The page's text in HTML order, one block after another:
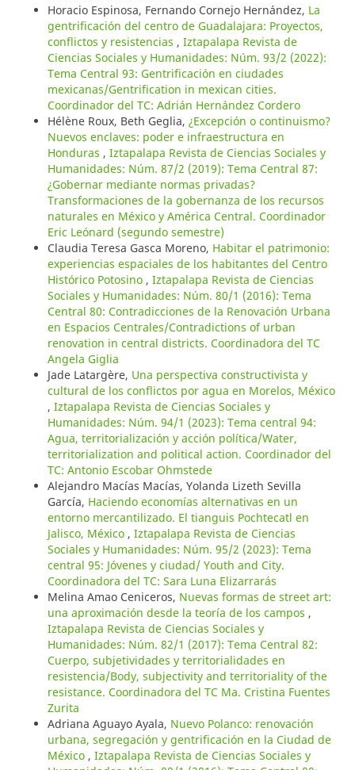
Horacio Espinosa, Fernando Cornejo Hernández, La
gentrificación del centro de Guadalajara: Proyectos,
conflictos y resistencias , Iztapalapa Revista de
Ciencias Sociales y Humanidades: Núm. 93/2 (2022):
Tema Central 93: Gentrificación en ciudades
mexicanas/Gentrification in mexican cities.
Coordinador del TC: Adrián Hernández Cordero
Hélène Roux, Beth Geglia, ¿Excepción o continuismo?
Nuevos enclaves: poder e infraestructura en
Honduras , Iztapalapa Revista de Ciencias Sociales y
Humanidades: Núm. 87/2 (2019): Tema Central 87:
¿Gobernar mediante normas privadas?
Transformaciones de la gobernanza de los recursos
naturales en México y América Central. Coordinador
Eric Leónard (segundo semestre)
Claudia Teresa Gasca Moreno, Habitar el patrimonio:
experiencias espaciales de los habitantes del Centro
Histórico Potosino , Iztapalapa Revista de Ciencias
Sociales y Humanidades: Núm. 80/1 (2016): Tema
Central 80: Contradicciones de la Renovación Urbana
en Espacios Centrales/Contradictions of urban
renovation in central districts. Coordinadora del TC
Angela Giglia
Jade Latargère, Una perspectiva constructivista y
cultural de los conflictos por agua en Morelos, México
, Iztapalapa Revista de Ciencias Sociales y
Humanidades: Núm. 94/1 (2023): Tema central 94:
Agua, territorialización y acción política/Water,
territorialization and political action. Coordinador del
TC: Antonio Escobar Ohmstede
Alejandro Macías Macías, Yolanda Lizeth Sevilla
García, Haciendo economías alternativas en un
entorno mercantilizado. El tianguis Pochtecatl en
Jalisco, México , Iztapalapa Revista de Ciencias
Sociales y Humanidades: Núm. 95/2 (2023): Tema
central 95: Jóvenes y ciudad/ Youth and City.
Coordinadora del TC: Sara Luna Elizarrarás
Melina Amao Ceniceros, Nuevas formas de street art:
una aproximación desde la teoría de los campos ,
Iztapalapa Revista de Ciencias Sociales y
Humanidades: Núm. 82/1 (2017): Tema Central 82:
Cuerpo, subjetividades y territorialidades en
resistencia/Body, subjectivity and territoriality of the
resistance. Coordinadora del TC Ma. Cristina Fuentes
Zurita
Adriana Aguayo Ayala, Nuevo Polanco: renovación
urbana, segregación y gentrificación en la Ciudad de
México , Iztapalapa Revista de Ciencias Sociales y